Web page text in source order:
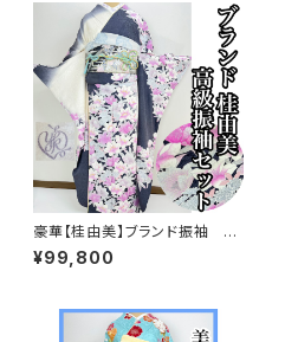
豪華【桂由美】ブランド振袖 正
絹 華麗 振袖セット s746
¥99,800